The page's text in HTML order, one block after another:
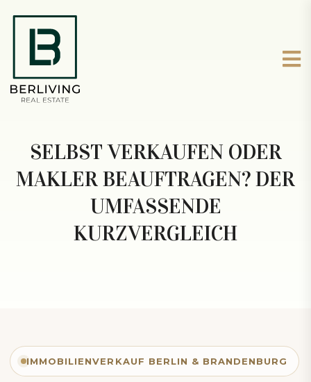
SELBST VERKAUFEN ODER
MAKLER BEAUFTRAGEN? DER
UMFASSENDE
KURZVERGLEICH
IMMOBILIENVERKAUF BERLIN & BRANDENBURG